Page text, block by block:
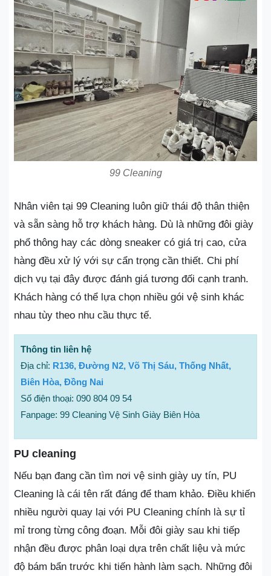
99 Cleaning
Nhân viên tại 99 Cleaning luôn giữ thái độ thân thiện
và sẵn sàng hỗ trợ khách hàng. Dù là những đôi giày
phổ thông hay các dòng sneaker có giá trị cao, cửa
hàng đều xử lý với sự cẩn trọng cần thiết. Chi phí
dịch vụ tại đây được đánh giá tương đối cạnh tranh.
Khách hàng có thể lựa chọn nhiều gói vệ sinh khác
nhau tùy theo nhu cầu thực tế.
Thông tin liên hệ
Địa chỉ: R136, Đường N2, Võ Thị Sáu, Thống Nhất,
Biên Hòa, Đồng Nai
Số điện thoại: 090 804 09 54
Fanpage: 99 Cleaning Vệ Sinh Giày Biên Hòa
PU cleaning
Nếu bạn đang cần tìm nơi vệ sinh giày uy tín, PU
Cleaning là cái tên rất đáng để tham khảo. Điều khiến
nhiều người quay lại với PU Cleaning chính là sự tỉ
mỉ trong từng công đoạn. Mỗi đôi giày sau khi tiếp
nhận đều được phân loại dựa trên chất liệu và mức
độ bám bẩn trước khi tiến hành làm sạch. Những đôi